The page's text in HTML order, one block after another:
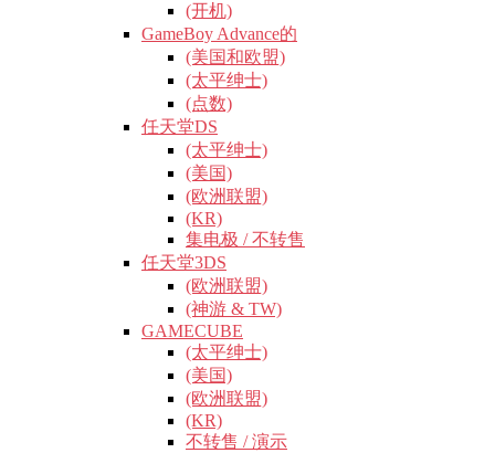
(开机)
GameBoy Advance的
(美国和欧盟)
(太平绅士)
(点数)
任天堂DS
(太平绅士)
(美国)
(欧洲联盟)
(KR)
集电极 / 不转售
任天堂3DS
(欧洲联盟)
(神游 & TW)
GAMECUBE
(太平绅士)
(美国)
(欧洲联盟)
(KR)
不转售 / 演示